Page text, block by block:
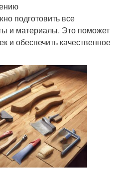
подготовить все
и материалы. Это поможет
и обеспечить качественное